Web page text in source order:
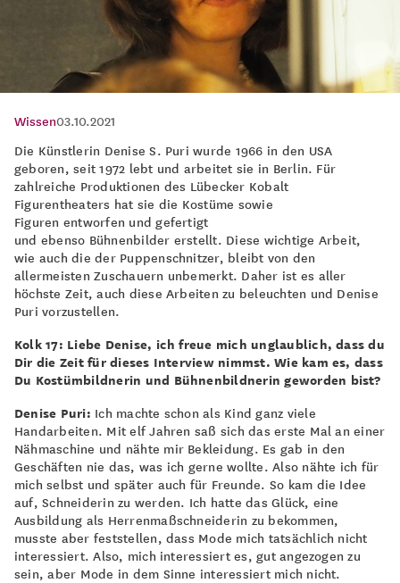
Wissen03.10.2021
Die Künstlerin Denise S. Puri wurde 1966 in den USA
geboren, seit 1972 lebt und arbeitet sie in Berlin. Für
zahlreiche Produktionen des Lübecker Kobalt
Figurentheaters hat sie die Kostüme sowie
Figuren entworfen und gefertigt
und ebenso Bühnenbilder erstellt. Diese wichtige Arbeit,
wie auch die der Puppenschnitzer, bleibt von den
allermeisten Zuschauern unbemerkt. Daher ist es aller
höchste Zeit, auch diese Arbeiten zu beleuchten und Denise
Puri vorzustellen.
Kolk 17: Liebe Denise, ich freue mich unglaublich, dass du
Dir die Zeit für dieses Interview nimmst. Wie kam es, dass
Du Kostümbildnerin und Bühnenbildnerin geworden bist?
Denise Puri: Ich machte schon als Kind ganz viele
Handarbeiten. Mit elf Jahren saß sich das erste Mal an einer
Nähmaschine und nähte mir Bekleidung. Es gab in den
Geschäften nie das, was ich gerne wollte. Also nähte ich für
mich selbst und später auch für Freunde. So kam die Idee
auf, Schneiderin zu werden. Ich hatte das Glück, eine
Ausbildung als Herrenmaßschneiderin zu bekommen,
musste aber feststellen, dass Mode mich tatsächlich nicht
interessiert. Also, mich interessiert es, gut angezogen zu
sein, aber Mode in dem Sinne interessiert mich nicht.